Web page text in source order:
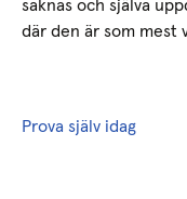
saknas och själva
där den är som mest
Prova själv idag